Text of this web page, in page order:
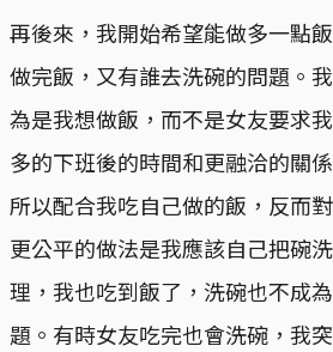
再後來，我開始希望能做多一點
做完飯，又有誰去洗碗的問題。
為是我想做飯，而不是女友要求
多的下班後的時間和更融洽的關
所以配合我吃自己做的飯，反而
更公平的做法是我應該自己把碗
理，我也吃到飯了，洗碗也不成
題。有時女友吃完也會洗碗，我